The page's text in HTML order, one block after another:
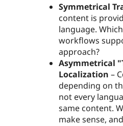
Symmetrical
content is
language.
workflows
approach?
Asymmetrical
Localization –
depending on
not every
same content.
make sense,